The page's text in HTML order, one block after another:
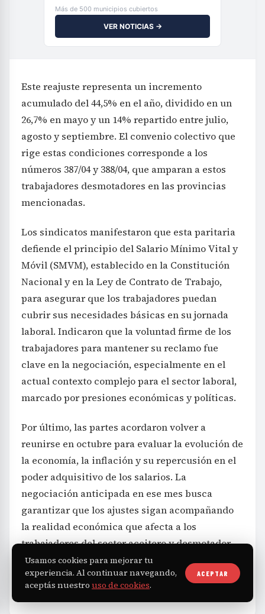
Más de 500 municipios cubiertos
VER NOTICIAS →
Este reajuste representa un incremento
acumulado del 44,5% en el año, dividido en un
26,7% en mayo y un 14% repartido entre julio,
agosto y septiembre. El convenio colectivo que
rige estas condiciones corresponde a los
números 387/04 y 388/04, que amparan a estos
trabajadores desmotadores en las provincias
mencionadas.
Los sindicatos manifestaron que esta paritaria
defiende el principio del Salario Mínimo Vital y
Móvil (SMVM), establecido en la Constitución
Nacional y en la Ley de Contrato de Trabajo,
para asegurar que los trabajadores puedan
cubrir sus necesidades básicas en su jornada
laboral. Indicaron que la voluntad firme de los
trabajadores para mantener su reclamo fue
clave en la negociación, especialmente en el
actual contexto complejo para el sector laboral,
marcado por presiones económicas y políticas.
Por último, las partes acordaron volver a
reunirse en octubre para evaluar la evolución de
la economía, la inflación y su repercusión en el
poder adquisitivo de los salarios. La
negociación anticipada en ese mes busca
garantizar que los ajustes sigan acompañando
la realidad económica que afecta a los
trabajadores del sector aceitero y desmotador.
TAGS
Usamos cookies para mejorar tu
experiencia. Al continuar navegando,
aceptás nuestro uso de cookies.
ACEPTAR